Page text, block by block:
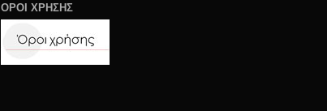
ΟΡΟΙ ΧΡΗΣΗΣ